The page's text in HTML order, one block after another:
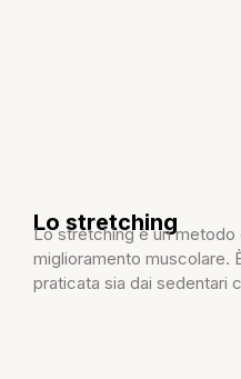
Lo stretching
Lo stretching è un metodo
miglioramento muscolare.
praticata sia dai sedentari